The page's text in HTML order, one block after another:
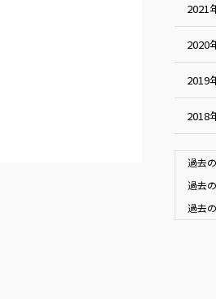
2021
2020
2019
2018
過去
過去
過去